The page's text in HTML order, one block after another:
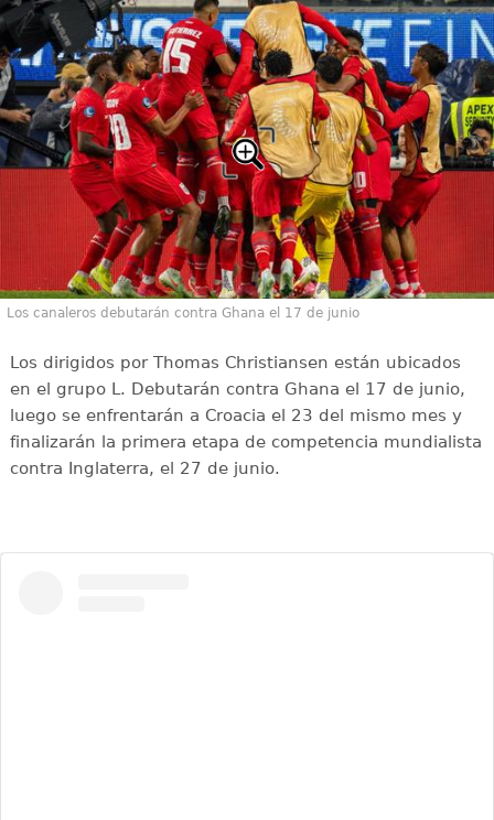
Los canaleros debutarán contra Ghana el 17 de junio
Los dirigidos por Thomas Christiansen están ubicados
en el grupo L. Debutarán contra Ghana el 17 de junio,
luego se enfrentarán a Croacia el 23 del mismo mes y
finalizarán la primera etapa de competencia mundialista
contra Inglaterra, el 27 de junio.